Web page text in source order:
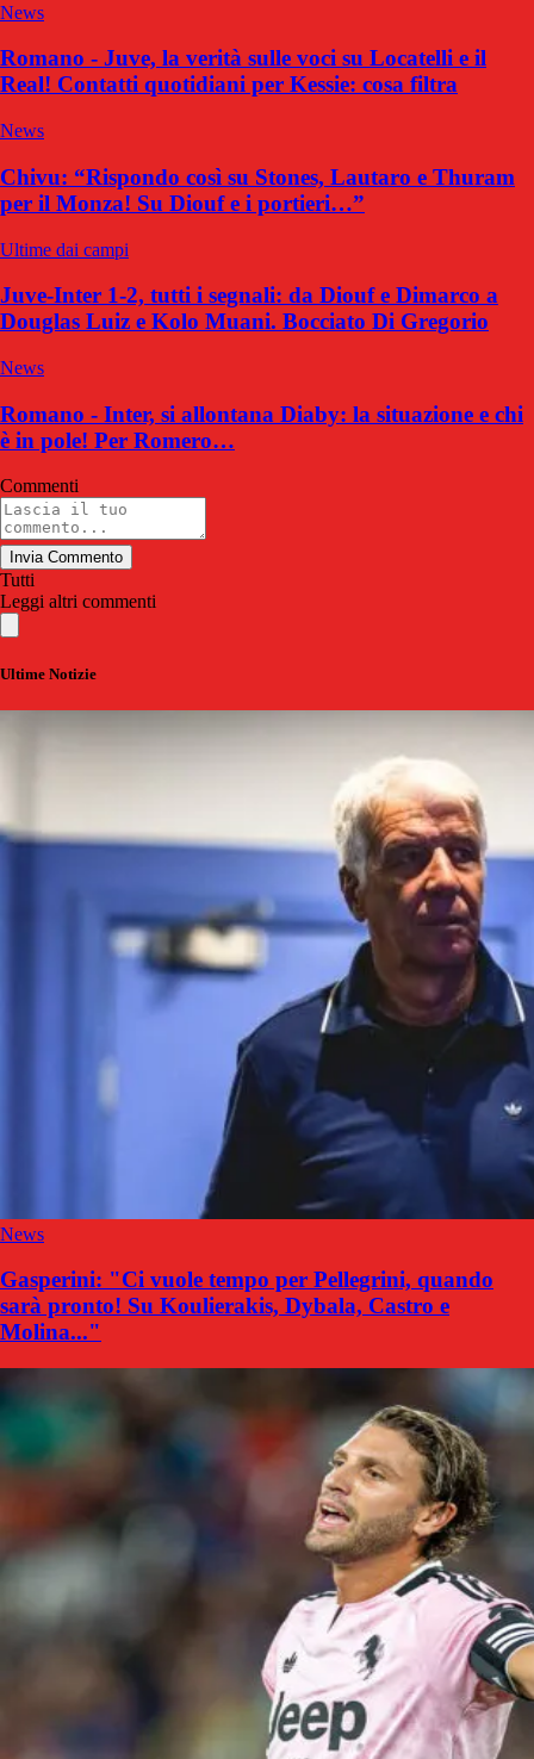
News
Romano - Juve, la verità sulle voci su Locatelli e il
Real! Contatti quotidiani per Kessie: cosa filtra
News
Chivu: “Rispondo così su Stones, Lautaro e Thuram
per il Monza! Su Diouf e i portieri…”
Ultime dai campi
Juve-Inter 1-2, tutti i segnali: da Diouf e Dimarco a
Douglas Luiz e Kolo Muani. Bocciato Di Gregorio
News
Romano - Inter, si allontana Diaby: la situazione e chi
è in pole! Per Romero…
Commenti
Invia Commento
Tutti
Leggi altri commenti
Ultime Notizie
News
Gasperini: "Ci vuole tempo per Pellegrini, quando
sarà pronto! Su Koulierakis, Dybala, Castro e
Molina..."